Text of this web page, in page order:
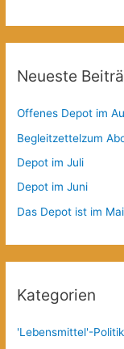
Neueste
Offenes Depot im
Begleitzettelzum
Depot im Juli
Depot im Juni
Das Depot ist im
Kategorien
'Lebensmittel'-Politik